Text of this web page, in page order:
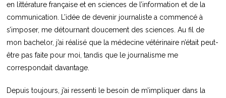
en littérature française et en sciences de l’information et de la
communication. L’idée de devenir journaliste a commencé à
s’imposer, me détournant doucement des sciences. Au fil de
mon bachelor, j’ai réalisé que la médecine vétérinaire n’était peut-
être pas faite pour moi, tandis que le journalisme me
correspondait davantage.
Depuis toujours, j’ai ressenti le besoin de m’impliquer dans la